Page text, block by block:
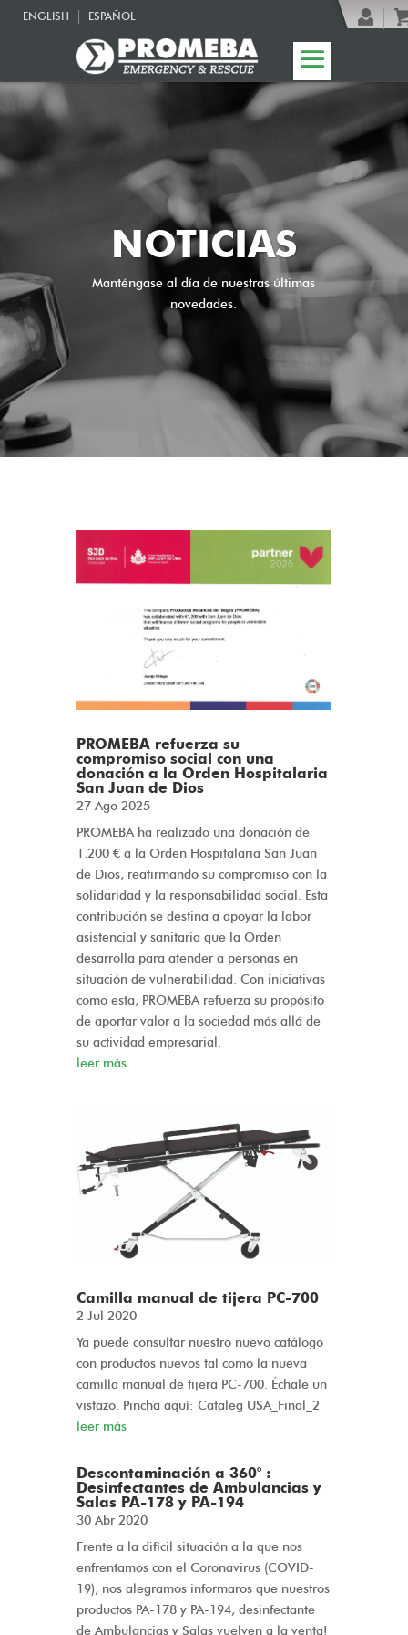
ENGLISH ESPAÑOL
NOTICIAS
Manténgase al día de nuestras últimas
novedades.
PROMEBA refuerza su
compromiso social con una
donación a la Orden Hospitalaria
San Juan de Dios
27 Ago 2025
PROMEBA ha realizado una donación de
1.200 € a la Orden Hospitalaria San Juan
de Dios, reafirmando su compromiso con la
solidaridad y la responsabilidad social. Esta
contribución se destina a apoyar la labor
asistencial y sanitaria que la Orden
desarrolla para atender a personas en
situación de vulnerabilidad. Con iniciativas
como esta, PROMEBA refuerza su propósito
de aportar valor a la sociedad más allá de
su actividad empresarial.
leer más
Camilla manual de tijera PC-700
2 Jul 2020
Ya puede consultar nuestro nuevo catálogo
con productos nuevos tal como la nueva
camilla manual de tijera PC-700. Échale un
vistazo. Pincha aquí: Cataleg USA_Final_2
leer más
Descontaminación a 360° :
Desinfectantes de Ambulancias y
Salas PA-178 y PA-194
30 Abr 2020
Frente a la difícil situación a la que nos
enfrentamos con el Coronavirus (COVID-
19), nos alegramos informaros que nuestros
productos PA-178 y PA-194, desinfectante
de Ambulancias y Salas vuelven a la venta!